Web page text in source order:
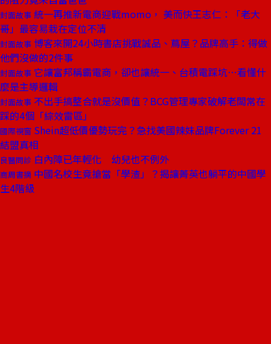
封面故事 統一再推新電商迎戰momo， 美而快王志仁：「老大
哥」最容易栽在定位不清
封面故事 博客來開24小時書店挑戰誠品、蔦屋？品牌高手：得做
他們沒做的2件事
封面故事 它讓富邦稱霸電商，卻也讓統一、台積電踩坑⋯看懂什
麼是主導邏輯
封面故事 不出手搞整合就是沒價值？BCG管理專家破解老闆常在
踩的4個「綜效雷區」
國際視窗 Shein超低價優勢玩完？急找美國辣妹品牌Forever 21
結盟真相
良醫問診 白內障已年輕化 幼兒也不例外
商周書摘 中國名校生竟搶當「學渣」？揭讓菁英也躺平的中國學
生4階級